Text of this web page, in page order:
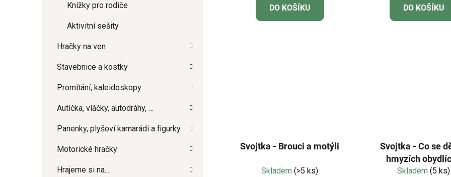
Knížky pro rodiče
Aktivitní sešity
Hračky na ven
Stavebnice a kostky
Promítání, kaleidoskopy
Autíčka, vláčky, autodráhy, …
Panenky, plyšoví kamarádi a figurky
Motorické hračky
Hrajeme si na...
DO KOŠÍKU DO KOŠÍKU
Svojtka - Brouci a motýli
Skladem(>5 ks)
Svojtka - Co se
hmyzích
Skladem(5 ks)